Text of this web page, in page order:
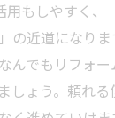
用もしやすく、
の近道になり
んでもリフォ
しょう。頼れ